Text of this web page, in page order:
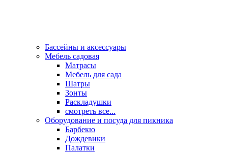
Бассейны и аксессуары
Мебель садовая
Матрасы
Мебель для сада
Шатры
Зонты
Раскладушки
смотреть все...
Оборудование и посуда для пикника
Барбекю
Дождевики
Палатки